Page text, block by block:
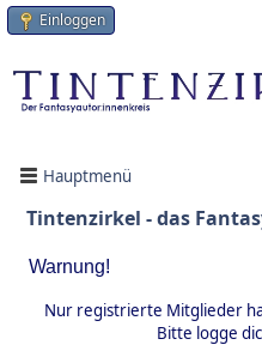
Einloggen
Hauptmenü
Tintenzirkel - das
Warnung!
Nur registrierte Mitglieder
Bitte logge